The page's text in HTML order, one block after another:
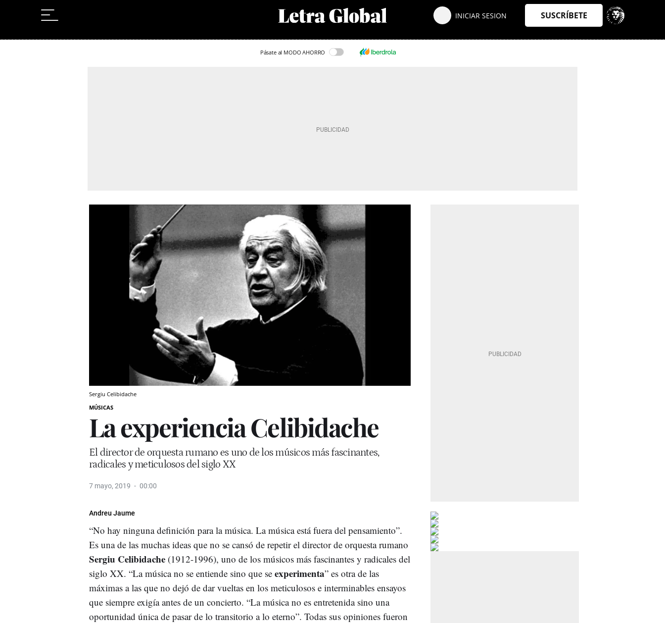
Pásate al MODO AHORRO
Sergiu Celibidache
MÚSICAS
La experiencia Celibidache
El director de orquesta rumano es uno de los músicos más fascinantes,
radicales y meticulosos del siglo XX
7 mayo, 2019 00:00
Andreu Jaume
“No hay ninguna definición para la música. La música está fuera del pensamiento”.
Es una de las muchas ideas que no se cansó de repetir el director de orquesta rumano
Sergiu Celibidache (1912-1996), uno de los músicos más fascinantes y radicales del
siglo XX. “La música no se entiende sino que se experimenta” es otra de las
máximas a las que no dejó de dar vueltas en los meticulosos e interminables ensayos
que siempre exigía antes de un concierto. “La música no es entretenida sino una
oportunidad única de pasar de lo transitorio a lo eterno”. Todas sus opiniones fueron